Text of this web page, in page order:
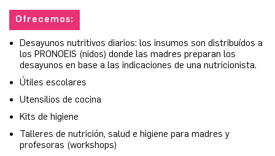
Ofrecemos:
Desayunos nutritivos diarios: los insumos son distribuídos a
los PRONOEIS (nidos) donde las madres preparan los
desayunos en base a las indicaciones de una nutricionista.
Útiles escolares
Utensilios de cocina
Kits de higiene
Talleres de nutrición, salud e higiene para madres y
profesoras (workshops)